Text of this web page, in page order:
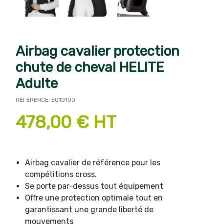
Airbag cavalier protection
chute de cheval HELITE
Adulte
RÉFÉRENCE: EQ10100
478,00 € HT
Airbag cavalier de référence pour les
compétitions cross.
Se porte par-dessus tout équipement
Offre une protection optimale tout en
garantissant une grande liberté de
mouvements